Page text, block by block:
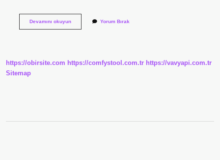
Devamını okuyunAvanos
Yorum Bırak
https://obirsite.com https://comfystool.com.tr https://vavyapi.com.tr
Sitemap